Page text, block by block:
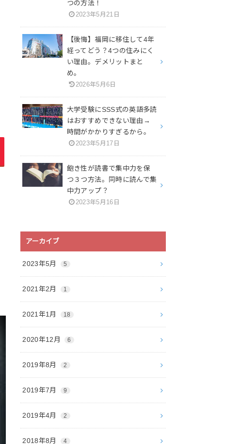
つの方法！
2023年5月21日
【後悔】福岡に移住して4年
経ってどう？4つの住みにく
い理由。デメリットまと
め。
2026年5月6日
大学受験にSSS式の英語多読
はおすすめできない理由→
時間がかかりすぎるから。
2023年5月17日
飽き性が読書で集中力を保
つ３つ方法。同時に読んで集
中力アップ？
2023年5月16日
アーカイブ
2023年5月 5
2021年2月 1
2021年1月 18
2020年12月 6
2019年8月 2
2019年7月 9
2019年4月 2
2018年8月 4